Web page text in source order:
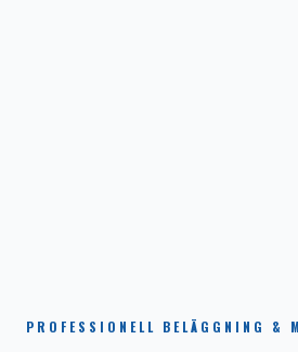
PROFESSIONELL BELÄGGNING &